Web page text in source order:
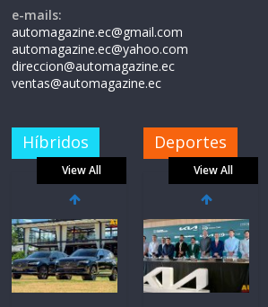
e-mails:
automagazine.ec@gmail.com
automagazine.ec@yahoo.com
direccion@automagazine.ec
ventas@automagazine.ec
Híbridos
View All
Deportes
View All